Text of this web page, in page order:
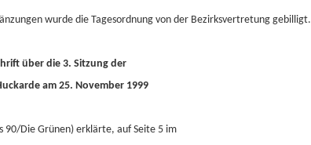
wurde die Tagesordnung von der Bezirksvertretung gebilligt.
über die 3. Sitzung der
am 25. November 1999
90/Die Grünen) erklärte, auf Seite 5 im